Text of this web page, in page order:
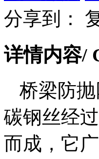
分享到：
详情内容/
桥梁防
碳钢丝经
而成，它